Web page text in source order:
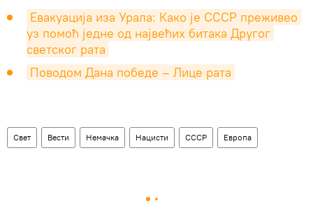
Евакуација иза Урала: Како је СССР преживео
уз помоћ једне од највећих битака Другог
светског рата
Поводом Дана победе – Лице рата
Свет Вести Немачка Нацисти СССР Европа